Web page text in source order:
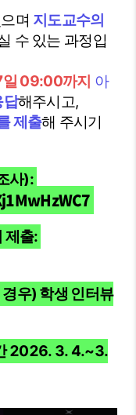
며 지도교수의
수 있는 과정입
09:00까지 아
답해주시고,
제출해 주시기
사):
제출:
우) 학생 인터뷰
2026. 3. 4.~3.